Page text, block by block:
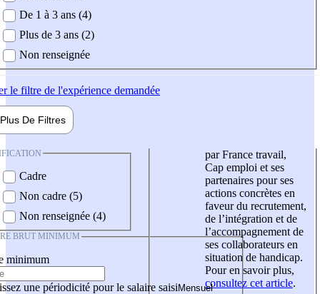
De 1 à 3 ans (4)
Plus de 3 ans (2)
Non renseignée
le filtre de l'expérience demandée
Plus De Filtres
Cadre
Non cadre (5)
Non renseignée (4)
BRUT MINIMUM
minimum
une périodicité pour le salaire saisi
par France travail,
Cap emploi et ses
partenaires pour ses
actions concrètes en
faveur du recrutement,
de l’intégration et de
l’accompagnement de
ses collaborateurs en
situation de handicap.
Pour en savoir plus,
consultez cet article.